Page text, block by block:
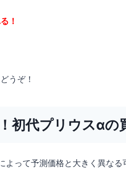
！
うぞ！
初代プリウスαの
よって予測価格と大きく異なる